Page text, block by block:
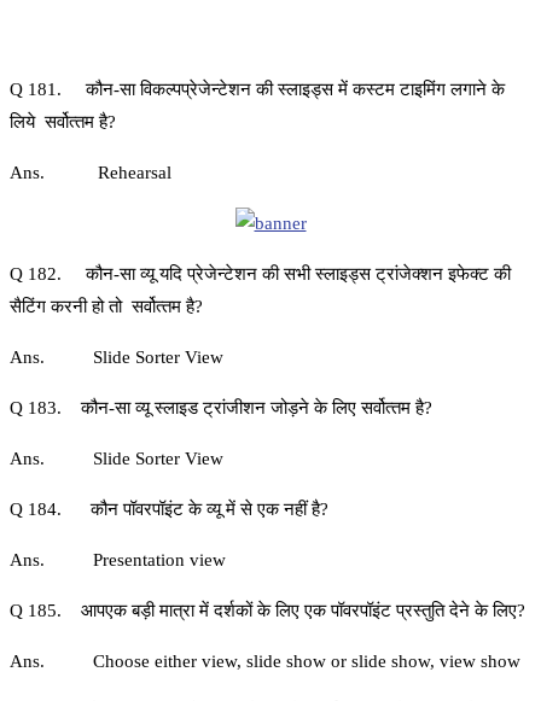
Q 181. कौन-सा विकल्‍पप्रेजेन्‍टेशन की स्‍लाइड्स में कस्‍टम टाइमिंग लगाने के
लिये सर्वोत्‍तम है?
Ans. Rehearsal
Q 182. कौन-सा व्‍यू यदि प्रेजेन्‍टेशन की सभी स्‍लाइड्स ट्रांजेक्‍शन इफेक्‍ट की
सैटिंग करनी हो तो सर्वोत्‍तम है?
Ans. Slide Sorter View
Q 183. कौन-सा व्‍यू स्लाइड ट्रांजीशन जोड़ने के लिए सर्वोत्‍तम है?
Ans. Slide Sorter View
Q 184. कौन पॉवरपॉइंट के व्यू में से एक नहीं है?
Ans. Presentation view
Q 185. आपएक बड़ी मात्रा में दर्शकों के लिए एक पॉवरपॉइंट प्रस्‍तुति देने के लिए?
Ans. Choose either view, slide show or slide show, view show